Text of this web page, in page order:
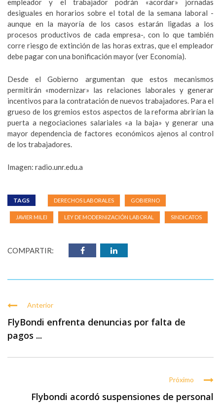
empleador y el trabajador podrán «acordar» jornadas
desiguales en horarios sobre el total de la semana laboral -
aunque en la mayoría de los casos estarán ligadas a los
procesos productivos de cada empresa-, con lo que también
corre riesgo de extinción de las horas extras, que el empleador
debe pagar con una bonificación mayor (ver Economía).
Desde el Gobierno argumentan que estos mecanismos
permitirán «modernizar» las relaciones laborales y generar
incentivos para la contratación de nuevos trabajadores. Para el
grueso de los gremios estos aspectos de la reforma abrirían la
puerta a negociaciones salariales «a la baja» y generar una
mayor dependencia de factores económicos ajenos al control
de los trabajadores.
Imagen: radio.unr.edu.a
TAGS DERECHOS LABORALES GOBIERNO
JAVIER MILEI LEY DE MODERNIZACIÓN LABORAL SINDICATOS
COMPARTIR:
Anterior
FlyBondi enfrenta denuncias por falta de
pagos ...
Próximo
Flybondi acordó suspensiones de personal